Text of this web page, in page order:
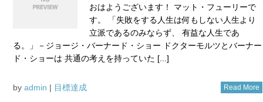
おはようございます！ マット・フューリーで
す。 「失敗をする人生は何もしない人生より
立派であるのみならず、 有益な人生であ
る。」－ジョージ・バーナード・ショー ドクターモルツとバーナー
ド・ショーは 共通の考えを持っていた [...]
by admin | 目標達成 Read More